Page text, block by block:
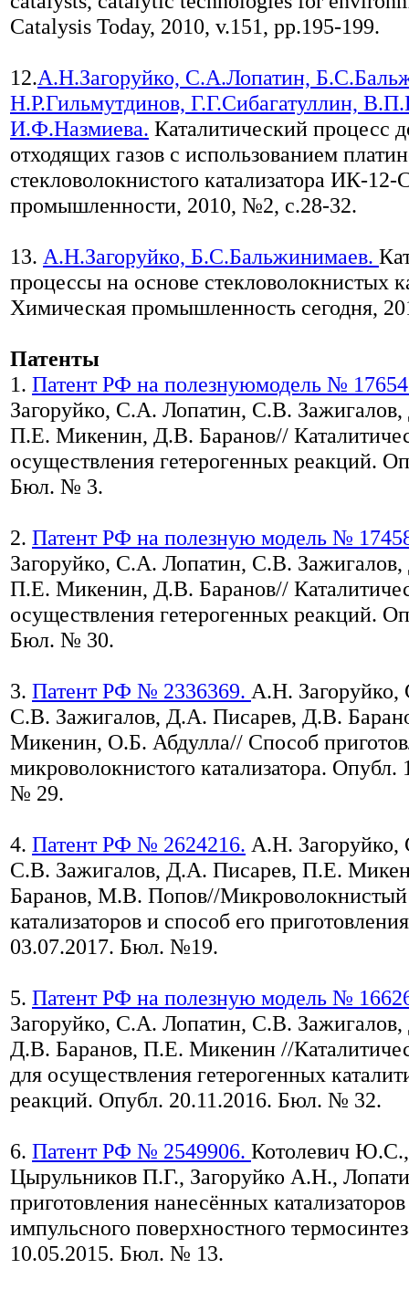
Catalysis Today, 2010, v.151, pp.195-199.
12.А.Н.Загоруйко, С.А.Лопатин,
Н.Р.Гильмутдинов, Г.Г.Сибагатуллин,
И.Ф.Назмиева. Каталитический процесс
отходящих газов с использованием
стекловолокнистого катализатора ИК-12-
промышленности, 2010, №2, с.28-32.
13. А.Н.Загоруйко, Б.С.Бальжинимаев.
процессы на основе стекловолокнистых
Химическая промышленность сегодня,
Патенты
1. Патент РФ на полезнуюмодель №
Загоруйко, С.А. Лопатин, С.В.
П.Е. Микенин, Д.В. Баранов//
осуществления гетерогенных реакций.
Бюл. № 3.
2. Патент РФ на полезную модель №
Загоруйко, С.А. Лопатин, С.В.
П.Е. Микенин, Д.В. Баранов//
осуществления гетерогенных реакций.
Бюл. № 30.
3. Патент РФ № 2336369. А.Н.
С.В. Зажигалов, Д.А. Писарев, Д.В.
Микенин, О.Б. Абдулла// Способ
микроволокнистого катализатора.
№ 29.
4. Патент РФ № 2624216. А.Н.
С.В. Зажигалов, Д.А. Писарев, П.Е.
Баранов, М.В. Попов//Микроволокнистый
катализаторов и способ его
03.07.2017. Бюл. №19.
5. Патент РФ на полезную модель №
Загоруйко, С.А. Лопатин, С.В.
Д.В. Баранов, П.Е. Микенин //
для осуществления гетерогенных
реакций. Опубл. 20.11.2016. Бюл. № 32.
6. Патент РФ № 2549906. Котолевич
Цырульников П.Г., Загоруйко А.Н.,
приготовления нанесённых
импульсного поверхностного
10.05.2015. Бюл. № 13.